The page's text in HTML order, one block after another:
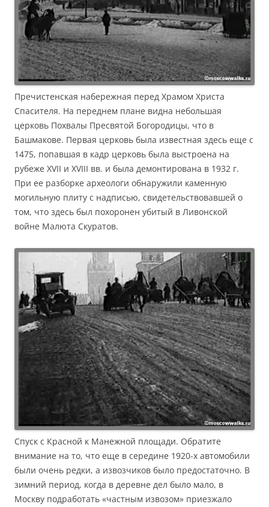
Пречистенская набережная перед Храмом Христа
Спасителя. На переднем плане видна небольшая
церковь Похвалы Пресвятой Богородицы, что в
Башмакове. Первая церковь была известная здесь еще с
1475, попавшая в кадр церковь была выстроена на
рубеже XVII и XVIII вв. и была демонтирована в 1932 г.
При ее разборке археологи обнаружили каменную
могильную плиту с надписью, свидетельствовавшей о
том, что здесь был похоронен убитый в Ливонской
войне Малюта Скуратов.
Спуск с Красной к Манежной площади. Обратите
внимание на то, что еще в середине 1920-х автомобили
были очень редки, а извозчиков было предостаточно. В
зимний период, когда в деревне дел было мало, в
Москву подработать «частным извозом» приезжало